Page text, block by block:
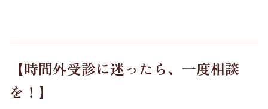
【時間外受診に迷ったら、一度相談
を！】